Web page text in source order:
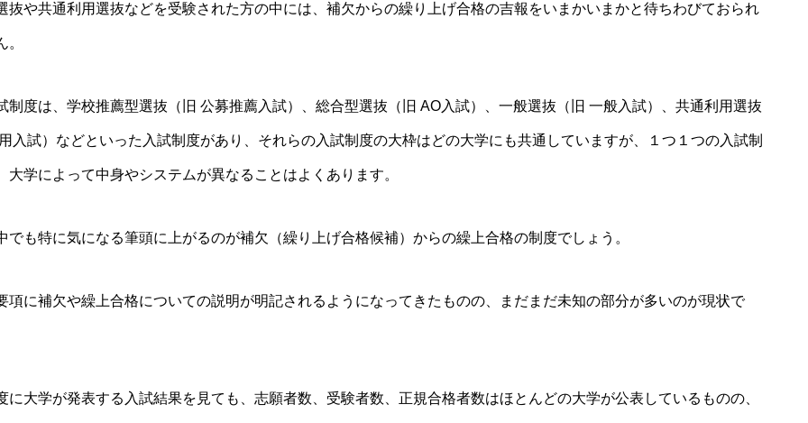
抜や共通利用選抜などを受験された方の中には、 補欠からの繰り上げ合格の吉報をいまかいまかと待ちわびておられ
制度は、学校推薦型選抜（旧 公募推薦入試）、総合型選抜（旧 AO入試）、一般選抜（旧 一般入試）、共通利用選抜
用入試）などといった入試制度があり、それらの入試制度の大枠はどの大学にも共通していますが、１つ１つの入試制
大学によって中身やシステムが異なることはよくあります。
でも特に気になる筆頭に上がるのが補欠（繰り上げ合格候補）からの繰上合格の制度でしょう。
項に補欠や繰上合格についての説明が明記されるようになってきたものの、まだまだ未知の部分が多いのが現状で
に大学が発表する入試結果を見ても、志願者数、受験者数、正規合格者数はほとんどの大学が公表しているものの、